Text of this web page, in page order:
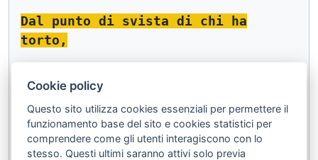
Dal punto di svista di chi ha
torto,
Vedi anche:
Punti di svista: l'avvocato ;
Punti di svista: il cliente;
Cookie policy
Questo sito utilizza cookies essenziali per permettere il
funzionamento base del sito e cookies statistici per
comprendere come gli utenti interagiscono con lo
stesso. Questi ultimi saranno attivi solo previa